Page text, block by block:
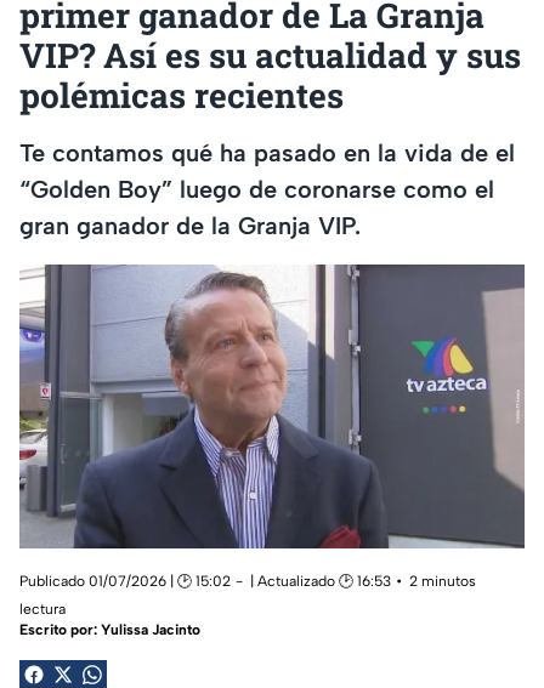
primer ganador de La Granja
VIP? Así es su actualidad y sus
polémicas recientes
Te contamos qué ha pasado en la vida de el
“Golden Boy” luego de coronarse como el
gran ganador de la Granja VIP.
Publicado 01/07/2026 | 🕑 15:02 | Actualizado 🕑 16:53
2 minutos
lectura
Escrito por: Yulissa Jacinto